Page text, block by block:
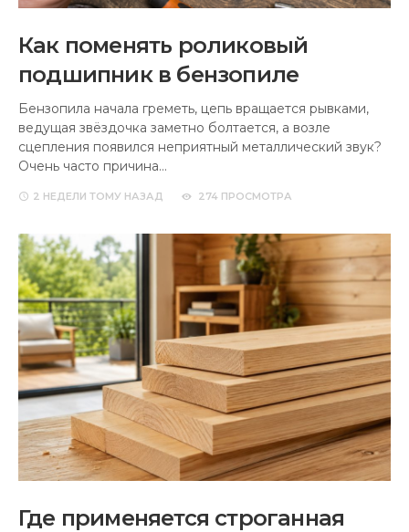
Как поменять роликовый
подшипник в бензопиле
Бензопила начала греметь, цепь вращается рывками,
ведущая звёздочка заметно болтается, а возле
сцепления появился неприятный металлический звук?
Очень часто причина…
2 НЕДЕЛИ ТОМУ НАЗАД 274 ПРОСМОТРА
Где применяется строганная